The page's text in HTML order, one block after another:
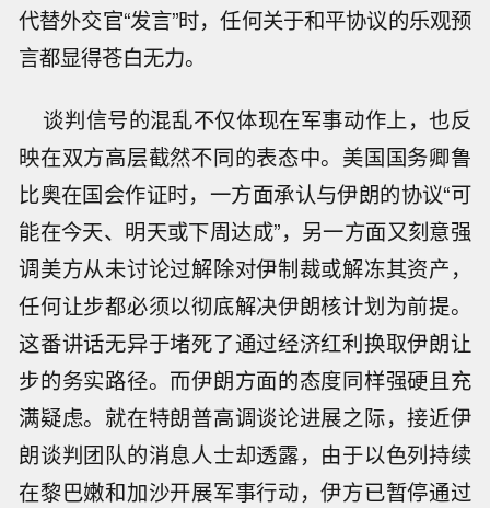
代替外交官“发言”时，任何关于和平协议的乐观预
言都显得苍白无力。
谈判信号的混乱不仅体现在军事动作上，也反
映在双方高层截然不同的表态中。美国国务卿鲁
比奥在国会作证时，一方面承认与伊朗的协议“可
能在今天、明天或下周达成”，另一方面又刻意强
调美方从未讨论过解除对伊制裁或解冻其资产，
任何让步都必须以彻底解决伊朗核计划为前提。
这番讲话无异于堵死了通过经济红利换取伊朗让
步的务实路径。而伊朗方面的态度同样强硬且充
满疑虑。就在特朗普高调谈论进展之际，接近伊
朗谈判团队的消息人士却透露，由于以色列持续
在黎巴嫩和加沙开展军事行动，伊方已暂停通过